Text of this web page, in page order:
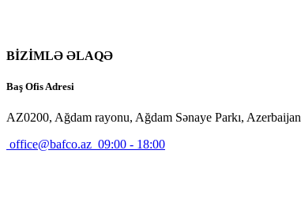
BİZİMLƏ ƏLAQƏ
Baş Ofis Adresi
AZ0200, Ağdam rayonu, Ağdam Sənaye Parkı, Azerbaijan
office@bafco.az 09:00 - 18:00